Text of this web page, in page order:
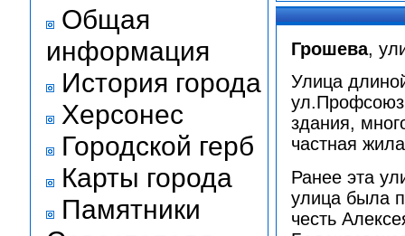
Общая
информация
История города
Херсонес
Городской герб
Карты города
Памятники
Грошева,
Улица
здания,
частная
Ранее эта
улица была
честь